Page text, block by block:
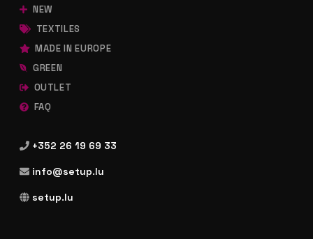
NEW
TEXTILES
MADE IN EUROPE
GREEN
OUTLET
FAQ
+352 26 19 69 33
info@setup.lu
setup.lu